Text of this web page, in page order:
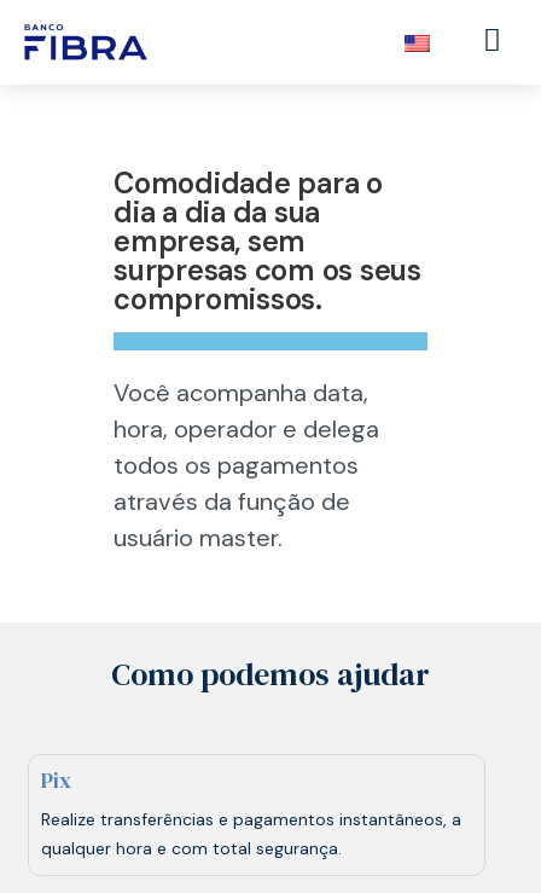
Comodidade para o
dia a dia da sua
empresa, sem
surpresas com os seus
compromissos.
Você acompanha data,
hora, operador e delega
todos os pagamentos
através da função de
usuário master.
Como podemos ajudar
Pix
Realize transferências e pagamentos instantâneos, a
qualquer hora e com total segurança.